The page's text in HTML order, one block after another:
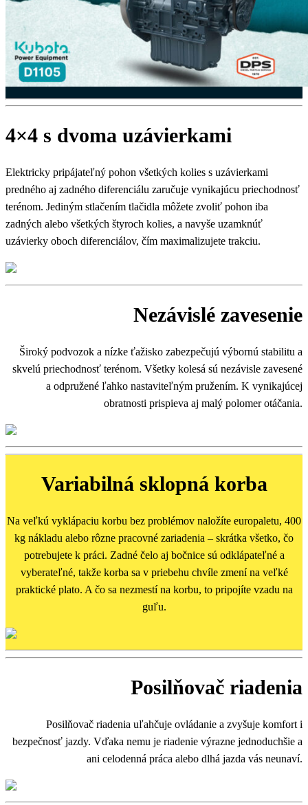
4×4 s dvoma uzávierkami
Elektricky pripájateľný pohon všetkých kolies s uzávierkami
predného aj zadného diferenciálu zaručuje vynikajúcu priechodnosť
terénom. Jediným stlačením tlačidla môžete zvoliť pohon iba
zadných alebo všetkých štyroch kolies, a navyše uzamknúť
uzávierky oboch diferenciálov, čím maximalizujete trakciu.
Nezávislé zavesenie
Široký podvozok a nízke ťažisko zabezpečujú výbornú stabilitu a
skvelú priechodnosť terénom. Všetky kolesá sú nezávisle zavesené
a odpružené ľahko nastaviteľným pružením. K vynikajúcej
obratnosti prispieva aj malý polomer otáčania.
Variabilná sklopná korba
Na veľkú vyklápaciu korbu bez problémov naložíte europaletu, 400
kg nákladu alebo rôzne pracovné zariadenia – skrátka všetko, čo
potrebujete k práci. Zadné čelo aj bočnice sú odklápateľné a
vyberateľné, takže korba sa v priebehu chvíle zmení na veľké
praktické plato. A čo sa nezmestí na korbu, to pripojíte vzadu na
guľu.
Posilňovač riadenia
Posilňovač riadenia uľahčuje ovládanie a zvyšuje komfort i
bezpečnosť jazdy. Vďaka nemu je riadenie výrazne jednoduchšie a
ani celodenná práca alebo dlhá jazda vás neunaví.